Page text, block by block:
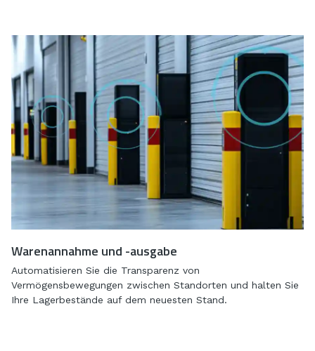
Warenannahme und -ausgabe
Automatisieren Sie die Transparenz von
Vermögensbewegungen zwischen Standorten und halten Sie
Ihre Lagerbestände auf dem neuesten Stand.